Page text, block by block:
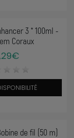
3 * 100ml -
Coraux
de fil (50 m)